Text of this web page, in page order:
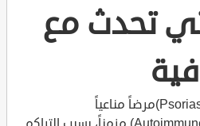
تحدث مع
تُعدّالصدفية(بالإنجليزية: Psoriasis)مرضاً مناعياً